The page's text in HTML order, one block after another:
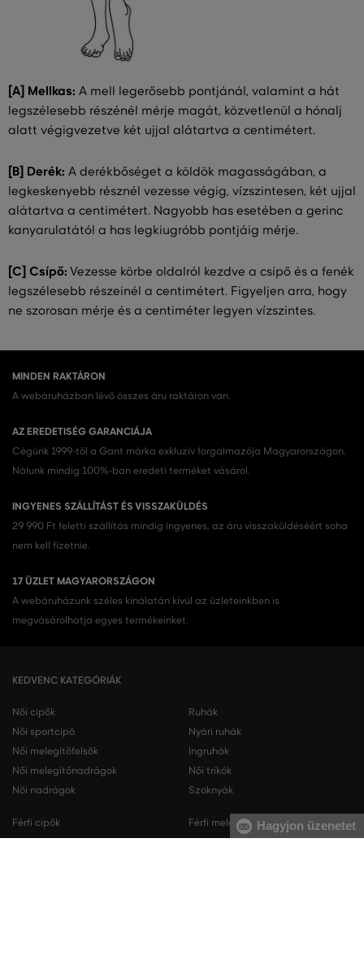
[A] Mellkas: A mell legerősebb pontjánál, valamint a hát
legszélesebb részénél mérje magát, közvetlenül a hónalj
alatt végigvezetve két ujjal alátartva a centimétert.
[B] Derék: A derékbőséget a köldök magasságában, a
legkeskenyebb résznél vezesse végig, vízszintesen, két ujjal
alátartva a centimétert. Nagyobb has esetében a gerinc
kanyarulatától a has legkiugróbb pontjáig mérje.
[C] Csípő: Vezesse körbe oldalról kezdve a csípő és a fenék
legszélesebb részeinél a centimétert. Figyeljen arra, hogy
ne szorosan mérje és a centiméter legyen vízszintes.
MINDEN RAKTÁRON
A webáruházban lévő összes áru raktáron van.
AZ EREDETISÉG GARANCIÁJA
Cégünk 1999-től a Gant márka exkluzív forgalmazója Magyarországon.
Nálunk mindig 100%-ban eredeti terméket vásárol.
INGYENES SZÁLLÍTÁST ÉS VISSZAKÜLDÉS
29 990 Ft feletti szállítás mindig ingyenes, az áru visszaküldéséért soha
nem kell fizetnie.
17 ÜZLET MAGYARORSZÁGON
A webáruházunk széles kínálatán kívül az üzleteinkben is
megvásárolhatja egyes termékeinket.
KEDVENC KATEGÓRIÁK
Női cipők
Női sportcipő
Női melegítőfelsők
Női melegítőnadrágok
Női nadrágok
Ruhák
Nyári ruhák
Ingruhák
Női trikók
Szoknyák
Férfi cipők
Férfi melegítőfelsőkHagyjon üzenetet